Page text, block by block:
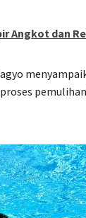
Angkot dan